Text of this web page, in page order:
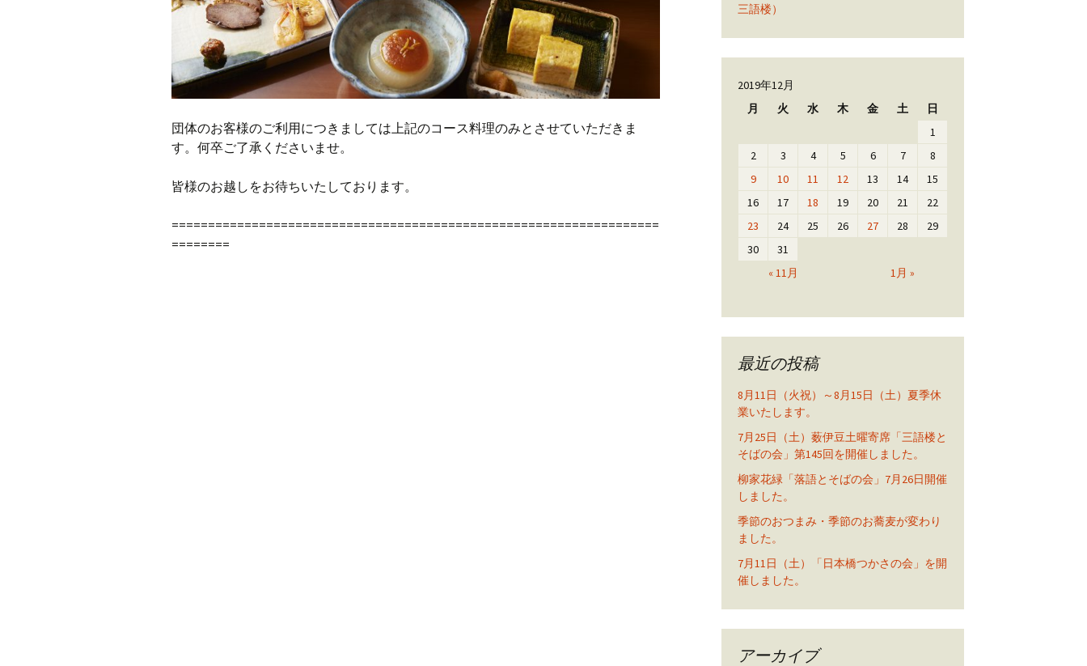
団体のお客様のご利用につきましては上記のコース料理のみとさせていただきま
す。何卒ご了承くださいませ。
皆様のお越しをお待ちいたしております。
===================================================================
========
三語楼）
2019年12月
月
火 水 木 金 土 日
« 11月 1月 »
1
2
3 4 5 6 7
8
9
10 11 12 13 14
15
16
17 18 19 20 21
22
23
24 25 26 27 28
29
30
31
最近の投稿
8月11日（火祝）～8月15日（土）夏季休
業いたします。
7月25日（土）薮伊豆土曜寄席「三語楼と
そばの会」第145回を開催しました。
柳家花緑「落語とそばの会」7月26日開催
しました。
季節のおつまみ・季節のお蕎麦が変わり
ました。
7月11日（土）「日本橋つかさの会」を開
催しました。
アーカイブ